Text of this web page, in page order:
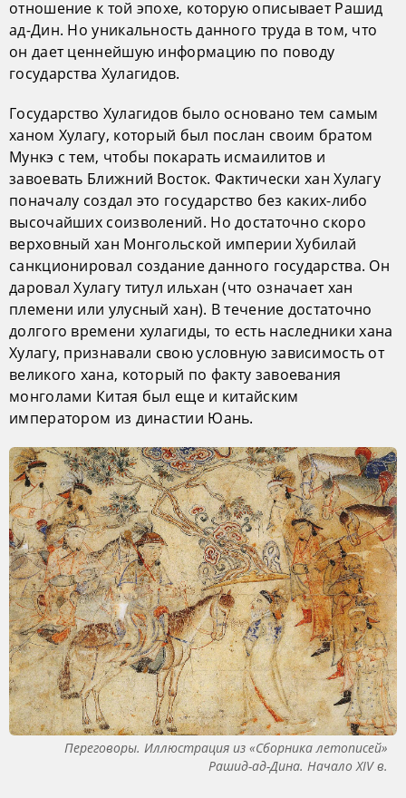
отношение к той эпохе, которую описывает Рашид
ад-Дин. Но уникальность данного труда в том, что
он дает ценнейшую информацию по поводу
государства Хулагидов.
Государство Хулагидов было основано тем самым
ханом Хулагу, который был послан своим братом
Мункэ с тем, чтобы покарать исмаилитов и
завоевать Ближний Восток. Фактически хан Хулагу
поначалу создал это государство без каких-либо
высочайших соизволений. Но достаточно скоро
верховный хан Монгольской империи Хубилай
санкционировал создание данного государства. Он
даровал Хулагу титул ильхан (что означает хан
племени или улусный хан). В течение достаточно
долгого времени хулагиды, то есть наследники хана
Хулагу, признавали свою условную зависимость от
великого хана, который по факту завоевания
монголами Китая был еще и китайским
императором из династии Юань.
Переговоры. Иллюстрация из «Сборника летописей»
Рашид-ад-Дина. Начало XIV в.